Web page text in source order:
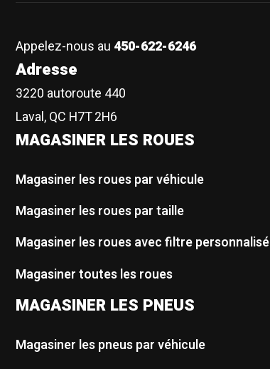
Appelez-nous au 450-622-6246
Adresse
3220 autoroute 440
Laval, QC H7T 2H6
MAGASINER LES ROUES
Magasiner les roues par véhicule
Magasiner les roues par taille
Magasiner les roues avec filtre personnalisé
Magasiner toutes les roues
MAGASINER LES PNEUS
Magasiner les pneus par véhicule